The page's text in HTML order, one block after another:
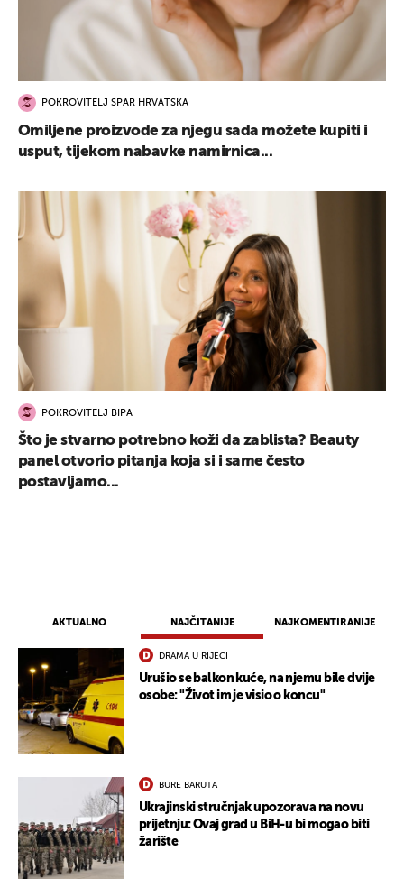
AKTUALNO NAJČITANIJE NAJKOMENTIRANIJE
DRAMA U RIJECI
Urušio se balkon kuće, na njemu bile dvije
osobe: "Život im je visio o koncu"
BURE BARUTA
Ukrajinski stručnjak upozorava na novu
prijetnju: Ovaj grad u BiH-u bi mogao biti
žarište
POKROVITELJ SPAR HRVATSKA
Omiljene proizvode za njegu sada možete kupiti i
usput, tijekom nabavke namirnica...
POKROVITELJ BIPA
Što je stvarno potrebno koži da zablista? Beauty
panel otvorio pitanja koja si i same često
postavljamo...